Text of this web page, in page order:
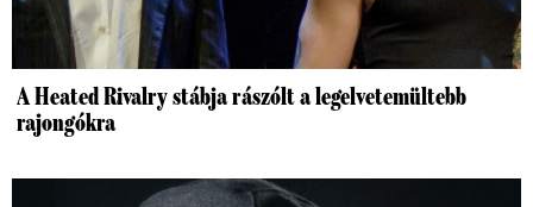
A Heated Rivalry stábja rászólt a legelvetemültebb
rajongókra